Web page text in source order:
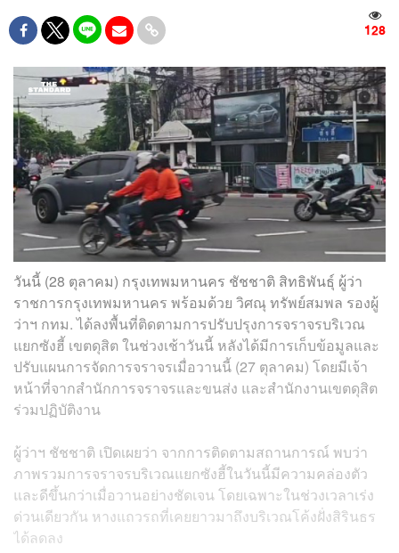
128
วันนี้ (28 ตุลาคม) กรุงเทพมหานคร ชัชชาติ สิทธิพันธุ์ ผู้ว่า
ราชการกรุงเทพมหานคร พร้อมด้วย วิศณุ ทรัพย์สมพล รองผู้
ว่าฯ กทม. ได้ลงพื้นที่ติดตามการปรับปรุงการจราจรบริเวณ
แยกซังฮี้ เขตดุสิต ในช่วงเช้าวันนี้ หลังได้มีการเก็บข้อมูลและ
ปรับแผนการจัดการจราจรเมื่อวานนี้ (27 ตุลาคม) โดยมีเจ้า
หน้าที่จากสำนักการจราจรและขนส่ง และสำนักงานเขตดุสิต
ร่วมปฏิบัติงาน
ผู้ว่าฯ ชัชชาติ เปิดเผยว่า จากการติดตามสถานการณ์ พบว่า
ภาพรวมการจราจรบริเวณแยกซังฮี้ในวันนี้มีความคล่องตัว
และดีขึ้นกว่าเมื่อวานอย่างชัดเจน โดยเฉพาะในช่วงเวลาเร่ง
ด่วนเดียวกัน หางแถวรถที่เคยยาวมาถึงบริเวณโค้งฝั่งสิรินธร
ได้ลดลง